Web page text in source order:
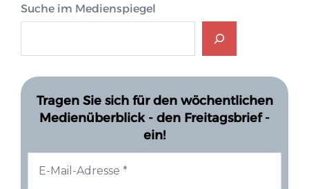
Suche im Medienspiegel
Tragen Sie sich für den wöchentlichen
Medienüberblick - den Freitagsbrief -
ein!